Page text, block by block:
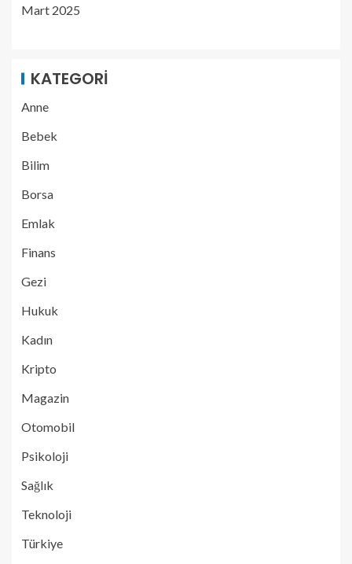
Mart 2025
KATEGORI
Anne
Bebek
Bilim
Borsa
Emlak
Finans
Gezi
Hukuk
Kadın
Kripto
Magazin
Otomobil
Psikoloji
Sağlık
Teknoloji
Türkiye